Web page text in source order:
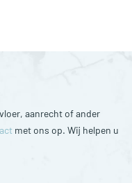
aanrecht of ander
met ons op. Wij helpen u